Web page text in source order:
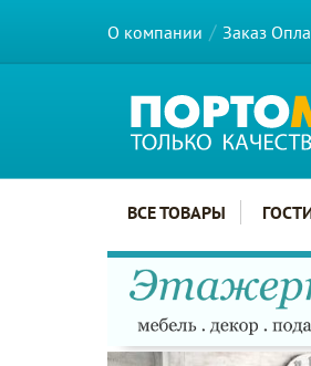
О компании Заказ
Главное меню сайта
ВСЕ ТОВАРЫ